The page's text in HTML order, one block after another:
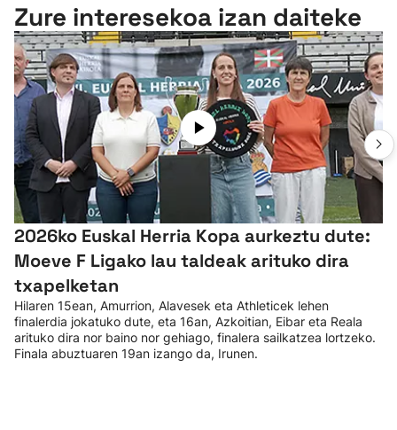
Zure interesekoa izan daiteke
2026ko Euskal Herria Kopa aurkeztu dute:
Moeve F Ligako lau taldeak arituko dira
txapelketan
Hilaren 15ean, Amurrion, Alavesek eta Athleticek lehen
finalerdia jokatuko dute, eta 16an, Azkoitian, Eibar eta Reala
arituko dira nor baino nor gehiago, finalera sailkatzea lortzeko.
Finala abuztuaren 19an izango da, Irunen.